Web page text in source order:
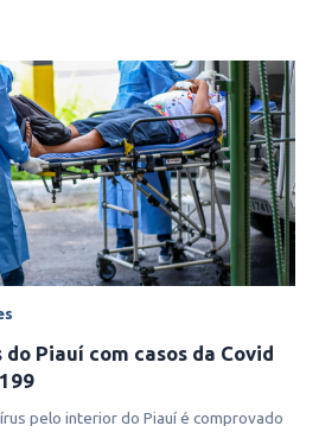
do Piauí com casos da Covid
pelo interior do Piauí é comprovado